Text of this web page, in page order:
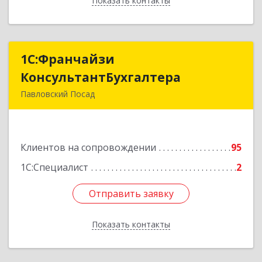
1С:Франчайзи
КонсультантБухгалтера
Павловский Посад
Клиентов на сопровождении
95
1С:Специалист
2
Отправить заявку
Показать контакты
КонсультантБухгалтера
Подробнее
Отправить заявку
Назад